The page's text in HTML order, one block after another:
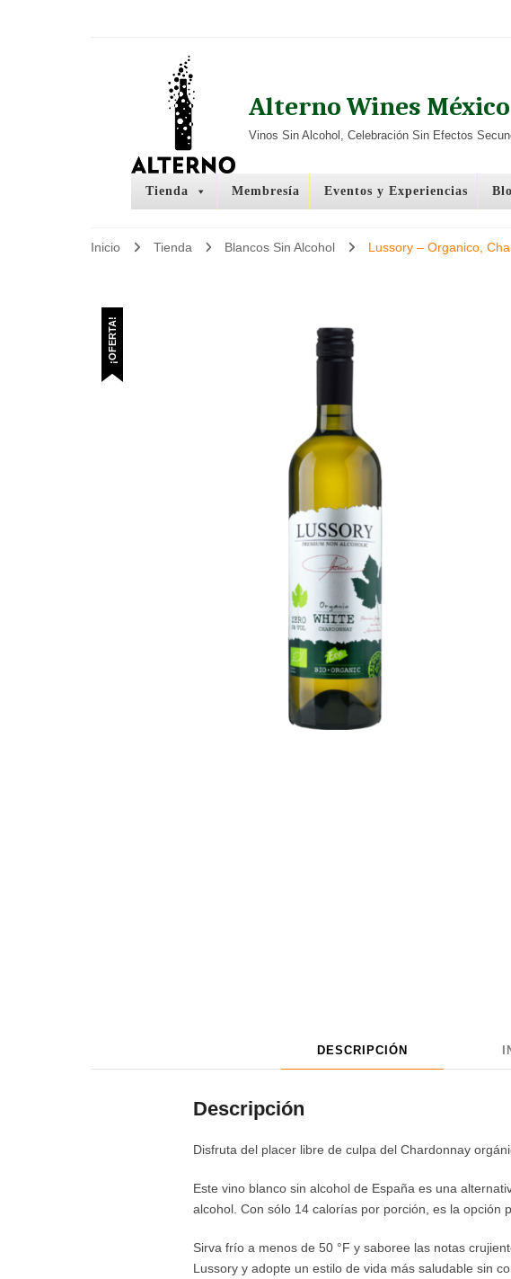
Alterno Wines México
Vinos Sin Alcohol, Celebración Sin Efectos
Tienda Membresía Eventos y Experiencias
Inicio Tienda Blancos Sin Alcohol Lussory – Organico,
¡OFERTA!
DESCRIPCIÓN
Descripción
Disfruta del placer libre de culpa del Chardonnay
Este vino blanco sin alcohol de España es una
alcohol. Con sólo 14 calorías por porción, es la opción
Sirva frío a menos de 50 °F y saboree las notas
Lussory y adopte un estilo de vida más saludable sin